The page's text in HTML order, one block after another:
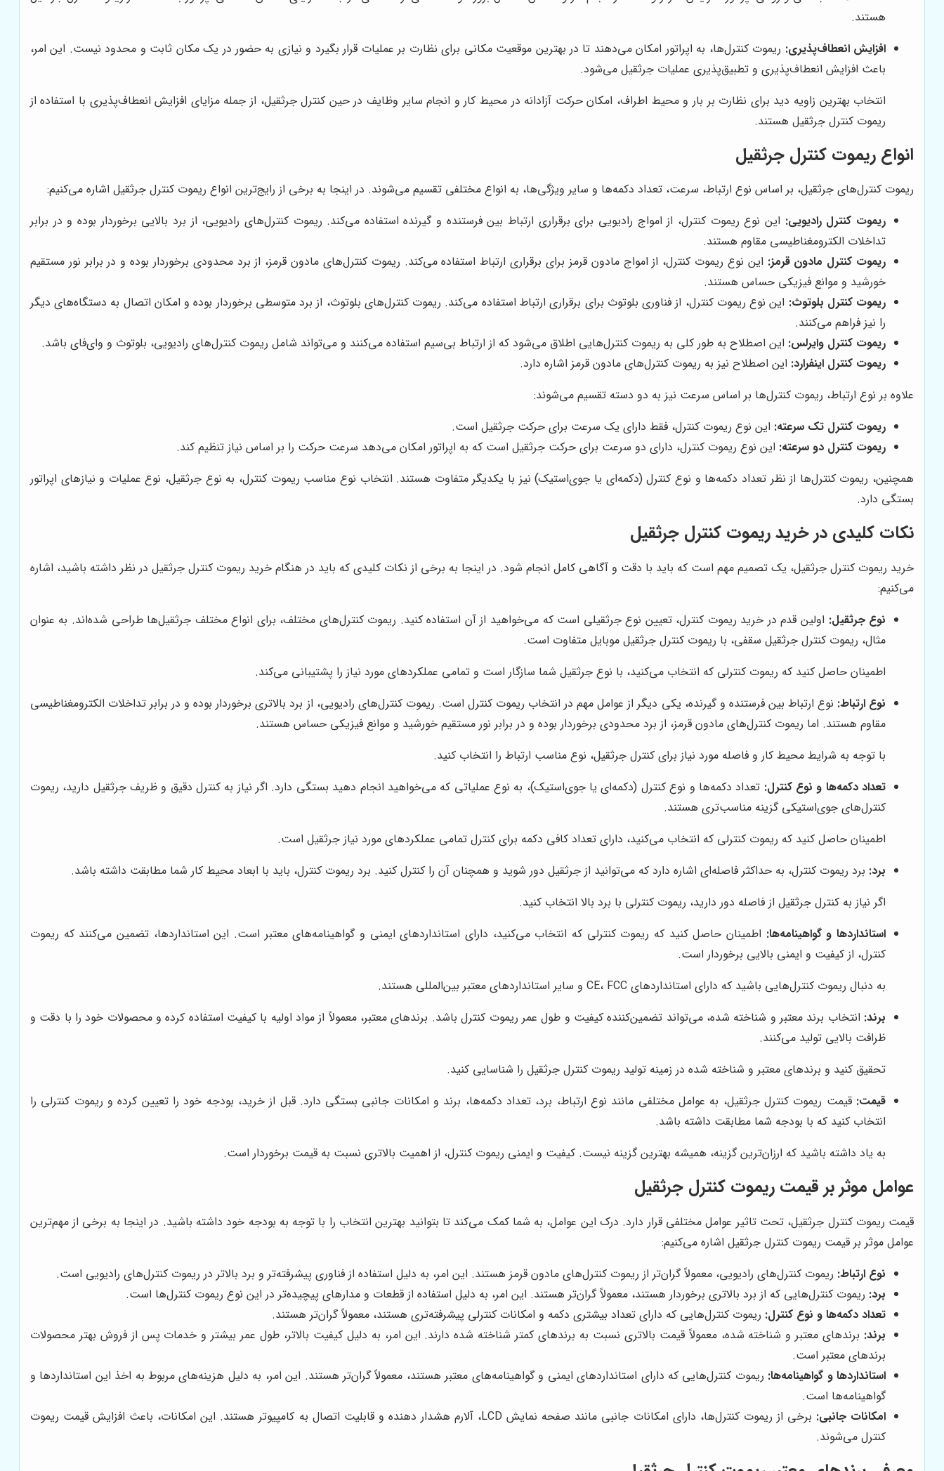
هستند.
افزایش انعطاف‌پذیری: ریموت کنترل‌ها، به اپراتور امکان می‌دهند تا در بهترین موقعیت مکانی برای نظارت بر عملیات قرار بگیرد و نیازی به حضور در یک مکان ثابت و محدود نیست. این امر،
باعث افزایش انعطاف‌پذیری و تطبیق‌پذیری عملیات جرثقیل می‌شود.
انتخاب بهترین زاویه دید برای نظارت بر بار و محیط اطراف، امکان حرکت آزادانه در محیط کار و انجام سایر وظایف در حین کنترل جرثقیل، از جمله مزایای افزایش انعطاف‌پذیری با استفاده از
ریموت کنترل جرثقیل هستند.
انواع ریموت کنترل جرثقیل
ریموت کنترل‌های جرثقیل، بر اساس نوع ارتباط، سرعت، تعداد دکمه‌ها و سایر ویژگی‌ها، به انواع مختلفی تقسیم می‌شوند. در اینجا به برخی از رایج‌ترین انواع ریموت کنترل جرثقیل اشاره می‌کنیم:
ریموت کنترل رادیویی: این نوع ریموت کنترل، از امواج رادیویی برای برقراری ارتباط بین فرستنده و گیرنده استفاده می‌کند. ریموت کنترل‌های رادیویی، از برد بالایی برخوردار بوده و در برابر
تداخلات الکترومغناطیسی مقاوم هستند.
ریموت کنترل مادون قرمز: این نوع ریموت کنترل، از امواج مادون قرمز برای برقراری ارتباط استفاده می‌کند. ریموت کنترل‌های مادون قرمز، از برد محدودی برخوردار بوده و در برابر نور مستقیم
خورشید و موانع فیزیکی حساس هستند.
ریموت کنترل بلوتوث: این نوع ریموت کنترل، از فناوری بلوتوث برای برقراری ارتباط استفاده می‌کند. ریموت کنترل‌های بلوتوث، از برد متوسطی برخوردار بوده و امکان اتصال به دستگاه‌های دیگر
را نیز فراهم می‌کنند.
ریموت کنترل وایرلس: این اصطلاح به طور کلی به ریموت کنترل‌هایی اطلاق می‌شود که از ارتباط بی‌سیم استفاده می‌کنند و می‌تواند شامل ریموت کنترل‌های رادیویی، بلوتوث و وای‌فای باشد.
ریموت کنترل اینفرارد: این اصطلاح نیز به ریموت کنترل‌های مادون قرمز اشاره دارد.
علاوه بر نوع ارتباط، ریموت کنترل‌ها بر اساس سرعت نیز به دو دسته تقسیم می‌شوند:
ریموت کنترل تک سرعته: این نوع ریموت کنترل، فقط دارای یک سرعت برای حرکت جرثقیل است.
ریموت کنترل دو سرعته: این نوع ریموت کنترل، دارای دو سرعت برای حرکت جرثقیل است که به اپراتور امکان می‌دهد سرعت حرکت را بر اساس نیاز تنظیم کند.
همچنین، ریموت کنترل‌ها از نظر تعداد دکمه‌ها و نوع کنترل (دکمه‌ای یا جوی‌استیک) نیز با یکدیگر متفاوت هستند. انتخاب نوع مناسب ریموت کنترل، به نوع جرثقیل، نوع عملیات و نیازهای اپراتور
بستگی دارد.
نکات کلیدی در خرید ریموت کنترل جرثقیل
خرید ریموت کنترل جرثقیل، یک تصمیم مهم است که باید با دقت و آگاهی کامل انجام شود. در اینجا به برخی از نکات کلیدی که باید در هنگام خرید ریموت کنترل جرثقیل در نظر داشته باشید، اشاره
می‌کنیم:
نوع جرثقیل: اولین قدم در خرید ریموت کنترل، تعیین نوع جرثقیلی است که می‌خواهید از آن استفاده کنید. ریموت کنترل‌های مختلف، برای انواع مختلف جرثقیل‌ها طراحی شده‌اند. به عنوان
مثال، ریموت کنترل جرثقیل سقفی، با ریموت کنترل جرثقیل موبایل متفاوت است.
اطمینان حاصل کنید که ریموت کنترلی که انتخاب می‌کنید، با نوع جرثقیل شما سازگار است و تمامی عملکردهای مورد نیاز را پشتیبانی می‌کند.
نوع ارتباط: نوع ارتباط بین فرستنده و گیرنده، یکی دیگر از عوامل مهم در انتخاب ریموت کنترل است. ریموت کنترل‌های رادیویی، از برد بالاتری برخوردار بوده و در برابر تداخلات الکترومغناطیسی
مقاوم هستند. اما ریموت کنترل‌های مادون قرمز، از برد محدودی برخوردار بوده و در برابر نور مستقیم خورشید و موانع فیزیکی حساس هستند.
با توجه به شرایط محیط کار و فاصله مورد نیاز برای کنترل جرثقیل، نوع مناسب ارتباط را انتخاب کنید.
تعداد دکمه‌ها و نوع کنترل: تعداد دکمه‌ها و نوع کنترل (دکمه‌ای یا جوی‌استیک)، به نوع عملیاتی که می‌خواهید انجام دهید بستگی دارد. اگر نیاز به کنترل دقیق و ظریف جرثقیل دارید، ریموت
کنترل‌های جوی‌استیکی گزینه مناسب‌تری هستند.
اطمینان حاصل کنید که ریموت کنترلی که انتخاب می‌کنید، دارای تعداد کافی دکمه برای کنترل تمامی عملکردهای مورد نیاز جرثقیل است.
برد: برد ریموت کنترل، به حداکثر فاصله‌ای اشاره دارد که می‌توانید از جرثقیل دور شوید و همچنان آن را کنترل کنید. برد ریموت کنترل، باید با ابعاد محیط کار شما مطابقت داشته باشد.
اگر نیاز به کنترل جرثقیل از فاصله دور دارید، ریموت کنترلی با برد بالا انتخاب کنید.
استانداردها و گواهینامه‌ها: اطمینان حاصل کنید که ریموت کنترلی که انتخاب می‌کنید، دارای استانداردهای ایمنی و گواهینامه‌های معتبر است. این استانداردها، تضمین می‌کنند که ریموت
کنترل، از کیفیت و ایمنی بالایی برخوردار است.
به دنبال ریموت کنترل‌هایی باشید که دارای استانداردهای CE، FCC و سایر استانداردهای معتبر بین‌المللی هستند.
برند: انتخاب برند معتبر و شناخته شده، می‌تواند تضمین‌کننده کیفیت و طول عمر ریموت کنترل باشد. برندهای معتبر، معمولاً از مواد اولیه با کیفیت استفاده کرده و محصولات خود را با دقت و
ظرافت بالایی تولید می‌کنند.
تحقیق کنید و برندهای معتبر و شناخته شده در زمینه تولید ریموت کنترل جرثقیل را شناسایی کنید.
قیمت: قیمت ریموت کنترل جرثقیل، به عوامل مختلفی مانند نوع ارتباط، برد، تعداد دکمه‌ها، برند و امکانات جانبی بستگی دارد. قبل از خرید، بودجه خود را تعیین کرده و ریموت کنترلی را
انتخاب کنید که با بودجه شما مطابقت داشته باشد.
به یاد داشته باشید که ارزان‌ترین گزینه، همیشه بهترین گزینه نیست. کیفیت و ایمنی ریموت کنترل، از اهمیت بالاتری نسبت به قیمت برخوردار است.
عوامل موثر بر قیمت ریموت کنترل جرثقیل
قیمت ریموت کنترل جرثقیل، تحت تاثیر عوامل مختلفی قرار دارد. درک این عوامل، به شما کمک می‌کند تا بتوانید بهترین انتخاب را با توجه به بودجه خود داشته باشید. در اینجا به برخی از مهم‌ترین
عوامل موثر بر قیمت ریموت کنترل جرثقیل اشاره می‌کنیم:
نوع ارتباط: ریموت کنترل‌های رادیویی، معمولاً گران‌تر از ریموت کنترل‌های مادون قرمز هستند. این امر، به دلیل استفاده از فناوری پیشرفته‌تر و برد بالاتر در ریموت کنترل‌های رادیویی است.
برد: ریموت کنترل‌هایی که از برد بالاتری برخوردار هستند، معمولاً گران‌تر هستند. این امر، به دلیل استفاده از قطعات و مدارهای پیچیده‌تر در این نوع ریموت کنترل‌ها است.
تعداد دکمه‌ها و نوع کنترل: ریموت کنترل‌هایی که دارای تعداد بیشتری دکمه و امکانات کنترلی پیشرفته‌تری هستند، معمولاً گران‌تر هستند.
برند: برندهای معتبر و شناخته شده، معمولاً قیمت بالاتری نسبت به برندهای کمتر شناخته شده دارند. این امر، به دلیل کیفیت بالاتر، طول عمر بیشتر و خدمات پس از فروش بهتر محصولات
برندهای معتبر است.
استانداردها و گواهینامه‌ها: ریموت کنترل‌هایی که دارای استانداردهای ایمنی و گواهینامه‌های معتبر هستند، معمولاً گران‌تر هستند. این امر، به دلیل هزینه‌های مربوط به اخذ این استانداردها و
گواهینامه‌ها است.
امکانات جانبی:
برخی از ریموت کنترل‌ها، دارای امکانات جانبی مانند صفحه نمایش LCD، آلارم هشدار دهنده و قابلیت اتصال به کامپیوتر هستند. این امکانات، باعث افزایش قیمت ریموت
کنترل می‌شوند.